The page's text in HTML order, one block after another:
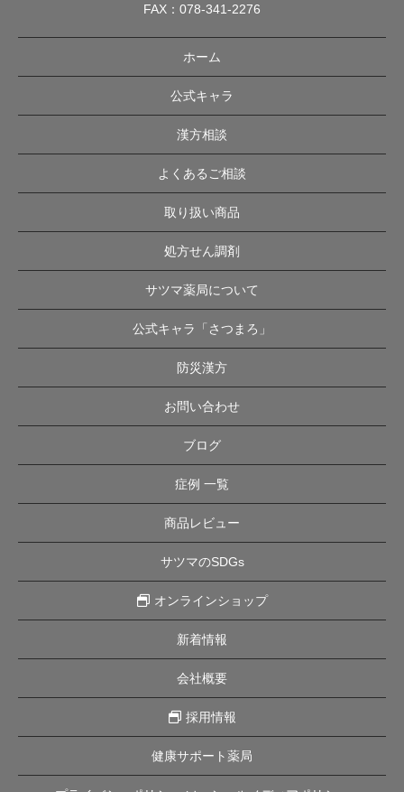
FAX：078-341-2276
ホーム
公式キャラ
漢方相談
よくあるご相談
取り扱い商品
処方せん調剤
サツマ薬局について
公式キャラ「さつまろ」
防災漢方
お問い合わせ
ブログ
症例 一覧
商品レビュー
サツマのSDGs
オンラインショップ
新着情報
会社概要
採用情報
健康サポート薬局